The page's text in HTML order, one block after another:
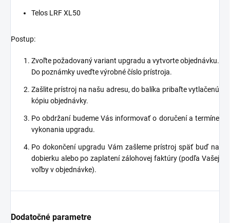
Telos LRF XL50
Postup:
Zvoľte požadovaný variant upgradu a vytvorte objednávku.
Do poznámky uveďte výrobné číslo prístroja.
Zašlite prístroj na našu adresu, do balíka pribaľte vytlačenú
kópiu objednávky.
Po obdržaní budeme Vás informovať o doručení a termíne
vykonania upgradu.
Po dokončení upgradu Vám zašleme prístroj späť buď na
dobierku alebo po zaplatení zálohovej faktúry (podľa Vašej
voľby v objednávke).
Dodatočné parametre